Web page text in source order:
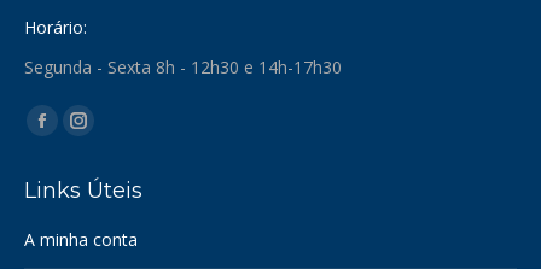
Horário:
Segunda - Sexta 8h - 12h30 e 14h-17h30
Find us on:
Facebook
opens
Instagram
opens
Links Úteis
A minha conta